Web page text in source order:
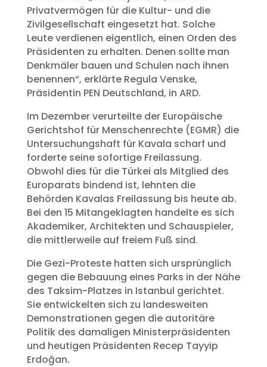
Privatvermögen für die Kultur- und die
Zivilgesellschaft eingesetzt hat. Solche
Leute verdienen eigentlich, einen Orden des
Präsidenten zu erhalten. Denen sollte man
Denkmäler bauen und Schulen nach ihnen
benennen“, erklärte Regula Venske,
Präsidentin PEN Deutschland, in ARD.
Im Dezember verurteilte der Europäische
Gerichtshof für Menschenrechte (EGMR) die
Untersuchungshaft für Kavala scharf und
forderte seine sofortige Freilassung.
Obwohl dies für die Türkei als Mitglied des
Europarats bindend ist, lehnten die
Behörden Kavalas Freilassung bis heute ab.
Bei den 15 Mitangeklagten handelte es sich
Akademiker, Architekten und Schauspieler,
die mittlerweile auf freiem Fuß sind.
Die Gezi-Proteste hatten sich ursprünglich
gegen die Bebauung eines Parks in der Nähe
des Taksim-Platzes in Istanbul gerichtet.
Sie entwickelten sich zu landesweiten
Demonstrationen gegen die autoritäre
Politik des damaligen Ministerpräsidenten
und heutigen Präsidenten Recep Tayyip
Erdoğan.